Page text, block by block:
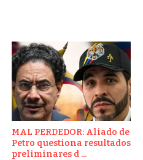
MAL PERDEDOR: Aliado de
Petro questiona resultados
preliminares d ...